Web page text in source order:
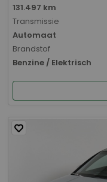
131.497 km
Transmissie
Automaat
Brandstof
Benzine / Elektrisch